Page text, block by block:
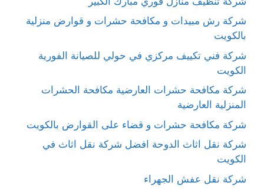
شركة رش مبيدات و مكافحة حشرات و قوارض منزلية
بالكويت
شركة فني تكييف مركزي في حولي للصيانة الفورية
الكويت
شركة مكافحة حشرات العارضية مكافحة الحشرات
المنزلية العارضية
شركة مكافحة حشرات و قضاء على القوارض بالكويت
شركة نقل اثاث الدوحة افضل شركة نقل اثاث في
الكويت
شركة نقل عفش الجهراء